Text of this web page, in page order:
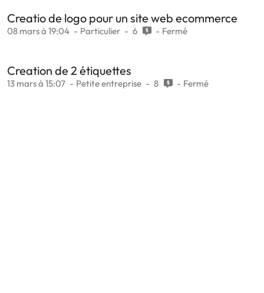
Creatio de logo pour un site web ecommerce
08 mars à 19:04 Particulier 6 Fermé
Creation de 2 étiquettes
13 mars à 15:07 Petite entreprise 8 Fermé